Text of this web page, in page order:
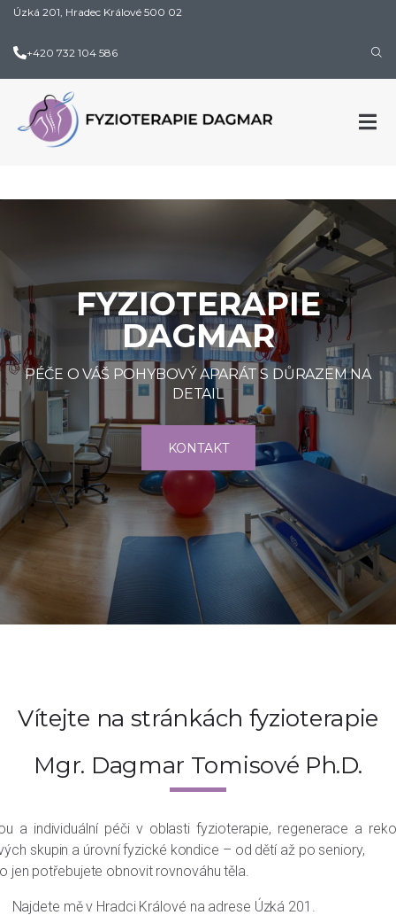
Úzká 201, Hradec Králové 500 02
+420 732 104 586
FYZIOTERAPIE
DAGMAR
PÉČE O VÁŠ POHYBOVÝ APARÁT S DŮRAZEM NA
DETAIL
KONTAKT
Vítejte na stránkách fyzioterapie
Mgr. Dagmar Tomisové Ph.D.
a individuální péči v oblasti fyzioterapie, regenerace a
skupin a úrovní fyzické kondice – od dětí až po
jen potřebujete obnovit rovnováhu těla.
Hradci Králové na adrese Úzká 201.